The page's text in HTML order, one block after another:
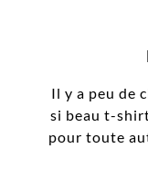
Il y a peu de
si beau t-
pour toute